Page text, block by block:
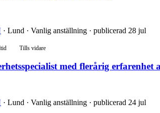
· Lund · Vanlig anställning · publicerad 28 jul
Tills vidare
med flerårig erfarenhet
· Lund · Vanlig anställning · publicerad 24 jul